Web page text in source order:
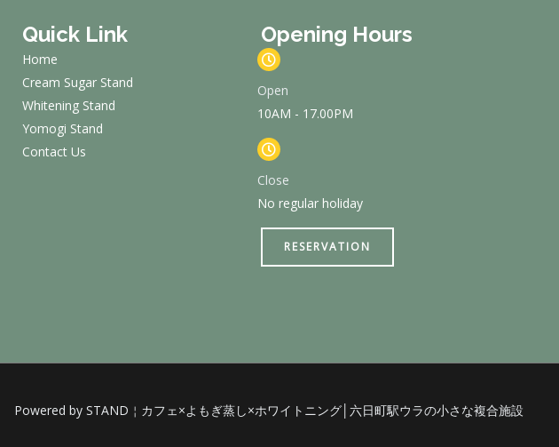
Quick Link
Home
Cream Sugar Stand
Whitening Stand
Yomogi Stand
Contact Us
Opening Hours
Open
10AM - 17.00PM
Close
No regular holiday
RESERVATION
Powered by STAND￤カフェ×よもぎ蒸し×ホワイトニング│六日町駅ウラの小さな複合施設